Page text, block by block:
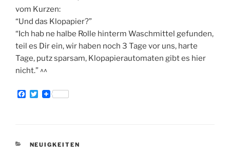
vom Kurzen:
“Und das Klopapier?”
“Ich hab ne halbe Rolle hinterm Waschmittel gefunden,
teil es Dir ein, wir haben noch 3 Tage vor uns, harte
Tage, putz sparsam, Klopapierautomaten gibt es hier
nicht.” ^^
F
o
T
r
KATEGORIEN
NEUIGKEITEN